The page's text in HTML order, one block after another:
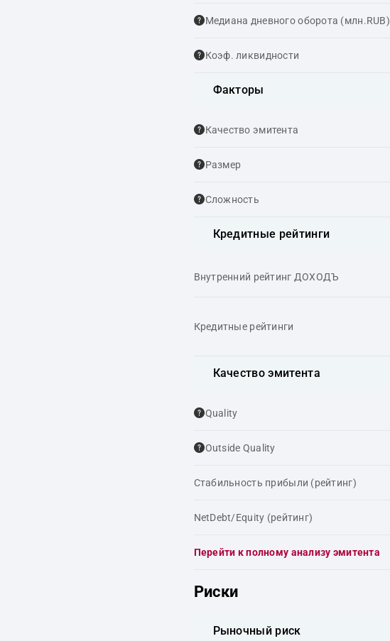
Медиана дневного оборота (млн.RUB)
Коэф. ликвидности
Факторы
Качество эмитента
Размер
Сложность
Кредитные рейтинги
Внутренний рейтинг ДОХОДЪ
Кредитные рейтинги
Качество эмитента
Quality
Outside Quality
Стабильность прибыли (рейтинг)
NetDebt/Equity (рейтинг)
Перейти к полному анализу эмитента
Риски
Рыночный риск